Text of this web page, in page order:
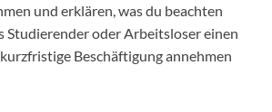
und erklären, was du beachten
Studierender oder Arbeitsloser einen
Beschäftigung annehmen